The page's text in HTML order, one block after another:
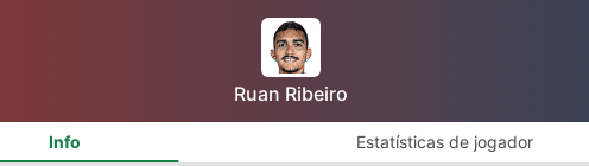
Ruan Ribeiro
Info Estatísticas de jogador